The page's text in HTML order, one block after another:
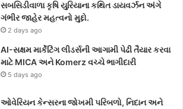
સબસિડીવાળા કૃષિ યુરિયાના કથિત ડાયવર્ઝન અંગે
ગંભીર જાહેર મહત્વનો મુદ્દો.
2 days ago
AI-સક્ષમ માર્કેટિંગ લીડર્સની આગામી પેઢી તૈયાર કરવા
માટે MICA અને Komerz વચ્ચે ભાગીદારી
5 days ago
ઓવેરિયન કેન્સરના જોખમી પરિબળો, નિદાન અને